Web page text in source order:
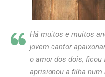
Há muitos e muitos
jovem cantor
o amor dos dois,
aprisionou a filha num